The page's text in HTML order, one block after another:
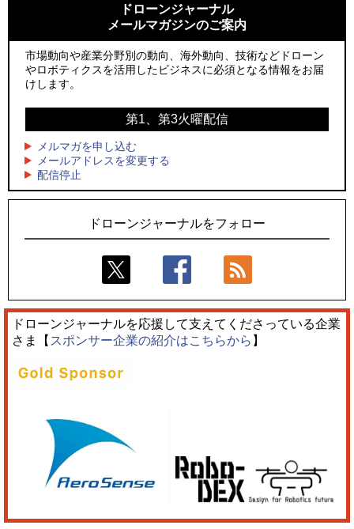
水面から離着水できる「HOVERAir AQUA」を実機レビュー、
水上アクティビティを自動追尾で撮影
飛んだドローン、飛ばなかったドローン
ドローンとナイトバブルが競演、「花園ドローンショーフェ
スタ2026」10/3、4開催
レーシングカーの製造技術をドローンへ、トピアが大型機と
量産構想を公開
防衛装備庁「迎撃ドローン早期取得プログラム」にテラドロ
ーンが採択、国産機で量産調達を目指す
水面から離着水できる「HOVERAir AQUA」を実機レビュー、
サザンビーチちがさき花火大会で「復活の花火」打ち上げ、
キリンビールがライブ中継と連動した支援企画
飛んだドローン、飛ばなかったドローン
ドローンジャーナル
メールマガジンのご案内
市場動向や産業分野別の動向、海外動向、技術などドローン
やロボティクスを活用したビジネスに必須となる情報をお届
けします。
第1、第3火曜配信
メルマガを申し込む
メールアドレスを変更する
配信停止
ドローンジャーナルをフォロー
ドローンジャーナルを応援して支えてくださっている企業
さま【 スポンサー企業の紹介はこちらから 】